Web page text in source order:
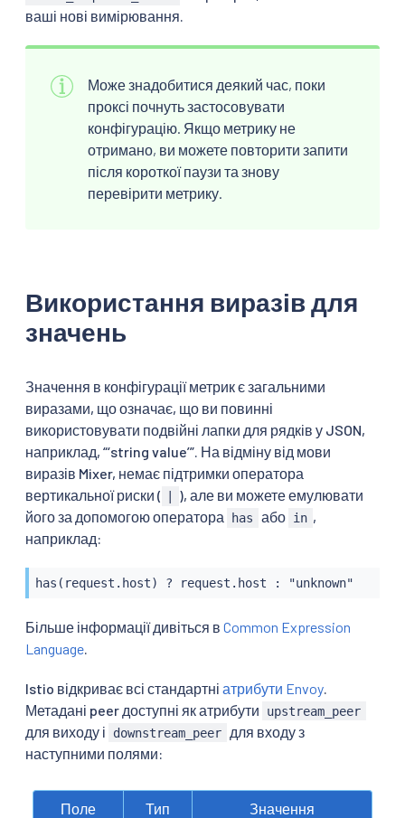
ваші нові вимірювання.
Може знадобитися деякий час, поки
проксі почнуть застосовувати
конфігурацію. Якщо метрику не
отримано, ви можете повторити запити
після короткої паузи та знову
перевірити метрику.
Використання виразів для
значень
Значення в конфігурації метрик є загальними
виразами, що означає, що ви повинні
використовувати подвійні лапки для рядків у JSON,
наприклад, “‘string value’”. На відміну від мови
виразів Mixer, немає підтримки оператора
вертикальної риски (
), але ви можете емулювати
його за допомогою оператора
has або in ,
наприклад:
has(request.host) ? request.host : "unknown"
Більше інформації дивіться в Common Expression
Language
Istio відкриває всі стандартні атрибути Envoy
Метадані peer доступні як атрибути
upstream_peer
для виходу і downstream_peer
для входу з
наступними полями:
Поле Тип Значення